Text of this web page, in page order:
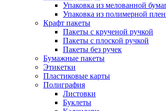
Упаковка из мелованной
Упаковка из полимерной
Крафт пакеты
Пакеты с крученой ручкой
Пакеты с плоской ручкой
Пакеты без ручек
Бумажные пакеты
Этикетки
Пластиковые карты
Полиграфия
Листовки
Буклеты